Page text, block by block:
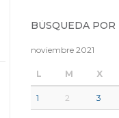
BÚSQUEDA POR
noviembre 2021
L M X
1 2 3